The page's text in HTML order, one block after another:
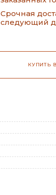
Срочная
следующий
КУПИТЬ